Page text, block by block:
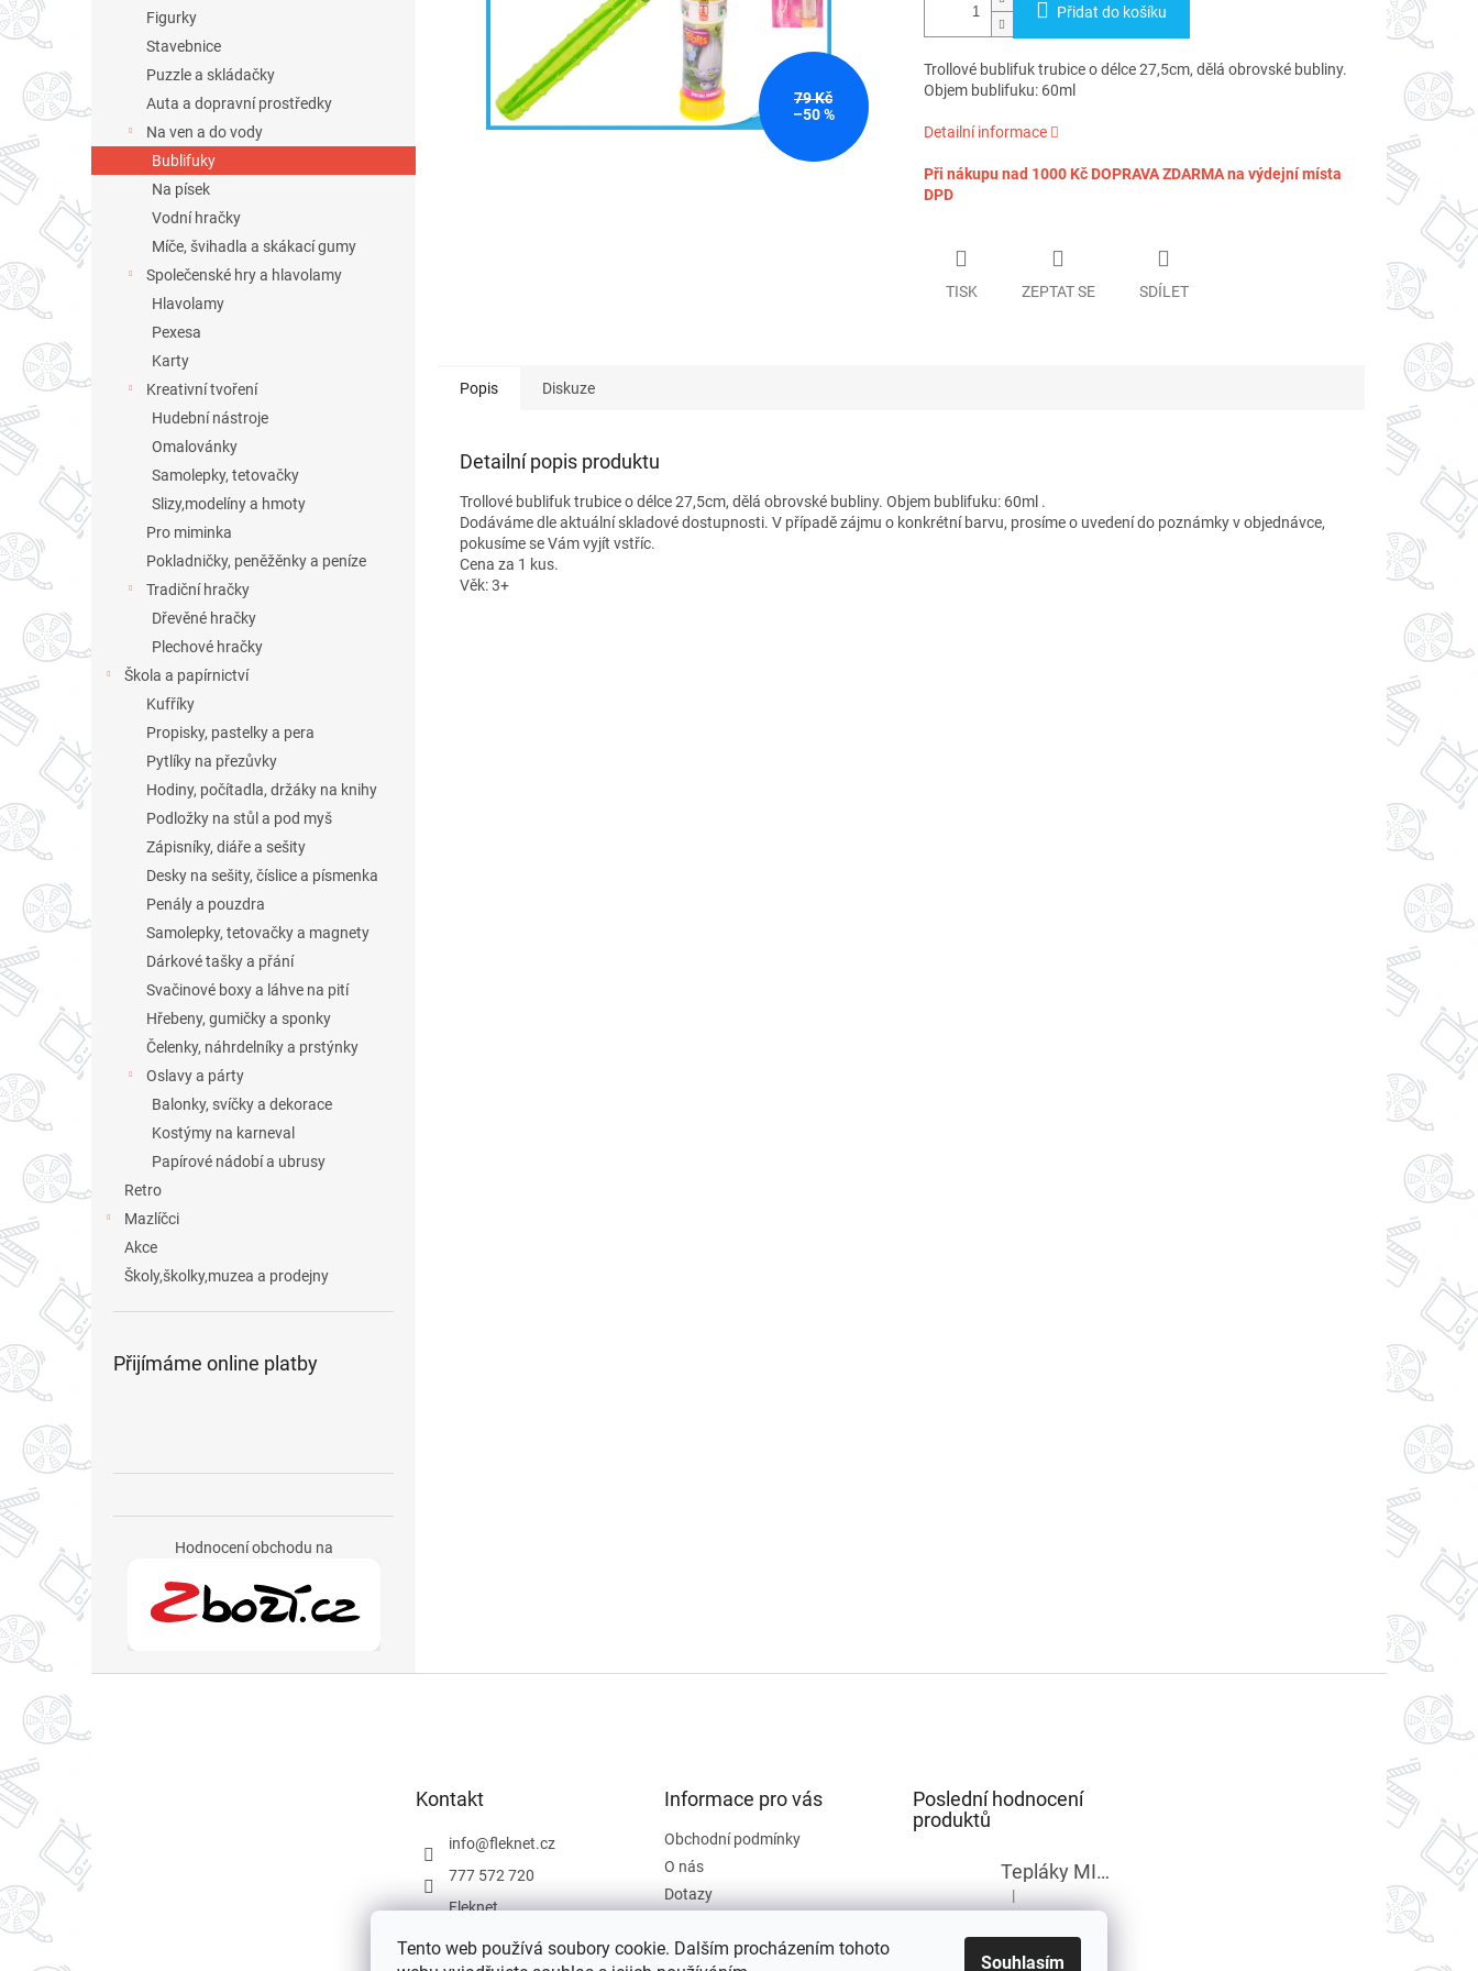
Tento web používá soubory cookie. Dalším procházením tohoto
Souhlasím
Figurky
Stavebnice
Puzzle a skládačky
Auta a dopravní prostředky
Na ven a do vody
Bublifuky
Na písek
Vodní hračky
Míče, švihadla a skákací gumy
Společenské hry a hlavolamy
Hlavolamy
Pexesa
Karty
Kreativní tvoření
Hudební nástroje
Omalovánky
Samolepky, tetovačky
Slizy,modelíny a hmoty
Pro miminka
Pokladničky, peněžěnky a peníze
Tradiční hračky
Dřevěné hračky
Plechové hračky
Škola a papírnictví
Kufříky
Propisky, pastelky a pera
Pytlíky na přezůvky
Hodiny, počítadla, držáky na knihy
Podložky na stůl a pod myš
Zápisníky, diáře a sešity
Desky na sešity, číslice a písmenka
Penály a pouzdra
Samolepky, tetovačky a magnety
Dárkové tašky a přání
Svačinové boxy a láhve na pití
Hřebeny, gumičky a sponky
Čelenky, náhrdelníky a prstýnky
Oslavy a párty
Balonky, svíčky a dekorace
Kostýmy na karneval
Papírové nádobí a ubrusy
Retro
Mazlíčci
Akce
Školy,školky,muzea a prodejny
Přijímáme online platby
Hodnocení obchodu na
79 Kč
–50 %
Přidat do košíku
Trollové bublifuk trubice o délce 27,5cm, dělá obrovské bubliny.
Objem bublifuku: 60ml
Detailní informace
Při nákupu nad 1000 Kč DOPRAVA ZDARMA na výdejní místa
DPD
TISK ZEPTAT SE SDÍLET
Popis Diskuze
Detailní popis produktu
Trollové bublifuk trubice o délce 27,5cm, dělá obrovské bubliny. Objem bublifuku: 60ml .
Dodáváme dle aktuální skladové dostupnosti. V případě zájmu o konkrétní barvu, prosíme o uvedení do poznámky v objednávce,
pokusíme se Vám vyjít vstříc.
Cena za 1 kus.
Věk: 3+
t
í
Kontakt
info@fleknet.cz
777 572 720
Fleknet
Fleknet
Informace pro vás
Obchodní podmínky
O nás
Dotazy
Hodnocení obchodu
Poslední hodnocení
produktů
Tepláky MINECRAFT chlapecké
Hodnocení produktu je 5 z 5 hvězdiček.
|